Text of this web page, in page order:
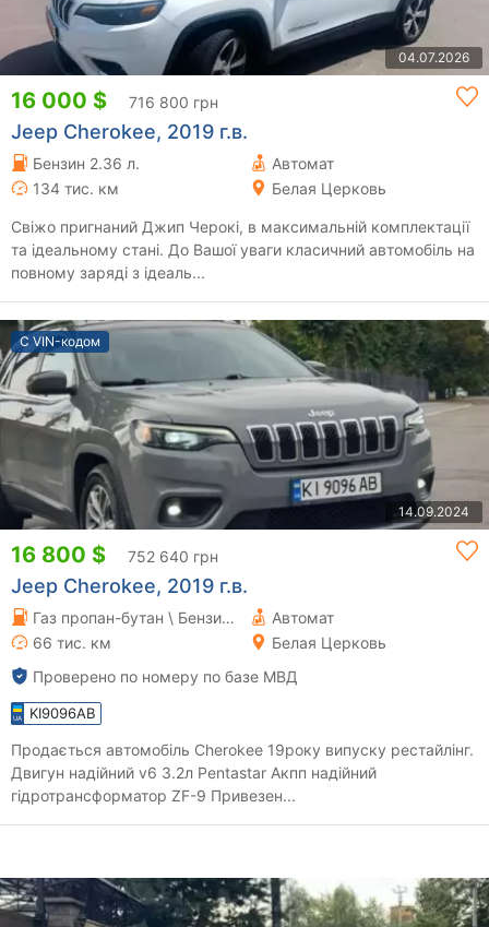
04.07.2026
16 000 $ 716 800 грн
Jeep Cherokee, 2019 г.в.
Бензин 2.36 л.
Автомат
134 тис. км
Белая Церковь
Свіжо пригнаний Джип Черокі, в максимальній комплектації
та ідеальному стані. До Вашої уваги класичний автомобіль на
повному заряді з ідеаль...
С VIN-кодом
14.09.2024
16 800 $ 752 640 грн
Jeep Cherokee, 2019 г.в.
Газ пропан-бутан \ Бензин 3.24 л.
Автомат
66 тис. км
Белая Церковь
Проверено по номеру по базе МВД
KI9096AB
Продається автомобіль Cherokee 19року випуску рестайлінг.
Двигун надійний v6 3.2л Pentastar Акпп надійний
гідротрансформатор ZF-9 Привезен...